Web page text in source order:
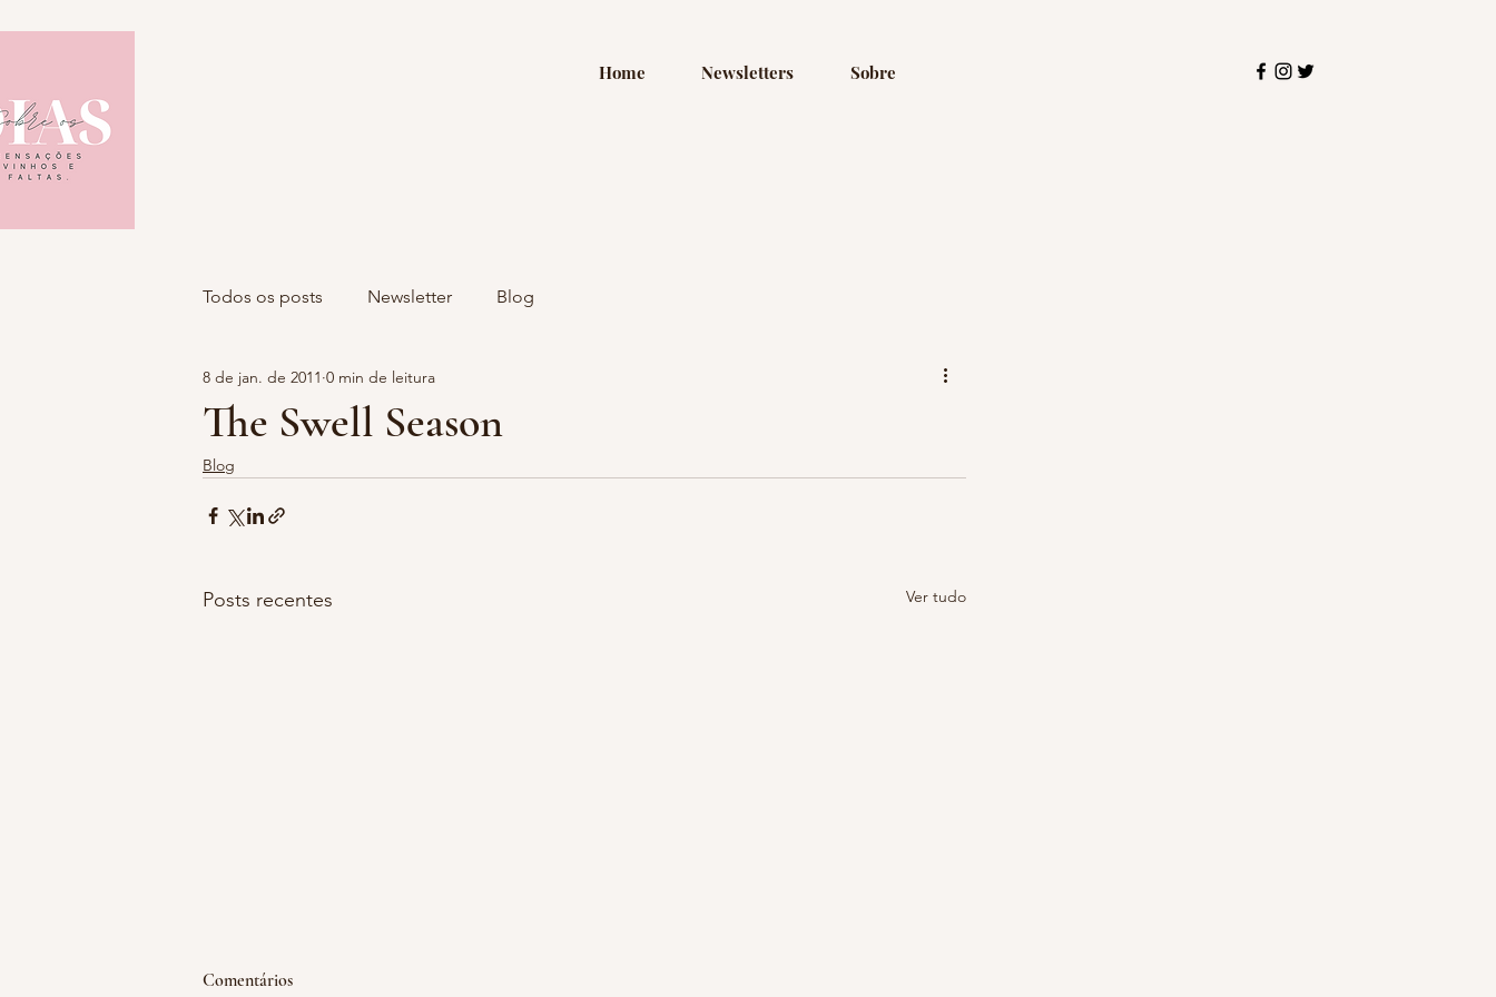
Home Newsletters Sobre
Todos os posts Newsletter Blog
The Swell Season
8 de jan. de 2011 0 min de leitura
Blog
Posts recentes Ver tudo
emoção acumulada
Comentários